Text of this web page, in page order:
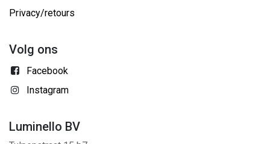
Privacy/retours
Volg ons
Facebook
Instagram
Luminello BV